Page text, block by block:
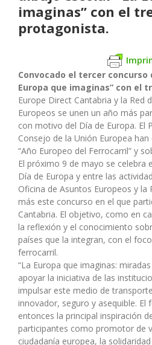
imaginas” con el
protagonista.
Convocado el tercer concurso
Europa que imaginas” con el
Europe Direct Cantabria y la Red
Europeos se unen un año más
con motivo del Día de Europa. El
Consejo de la Unión Europea
“Año Europeo del Ferrocarril” y
El próximo 9 de mayo se celebra
Día de Europa y entre las
Oficina de Asuntos Europeos y la
más este concurso en el que
Cantabria. El objetivo, como en
la reflexión y el conocimiento
países que la integran, con el
ferrocarril.
“La Europa que imaginas:
apoyar la iniciativa de las
impulsar este medio de
innovador, seguro y asequible. El
entonces la principal inspiración
participantes como promotor de
ciudadanía europea, la